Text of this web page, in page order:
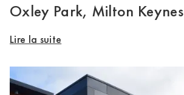
Oxley Park, Milton Keynes
Lire la suite